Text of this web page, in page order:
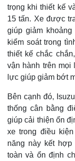
trọng khi thiết kế
15 tấn. Xe được
giúp giảm
kiểm soát trong
thiết kế chắc
vận hành trên mọi
lực giúp giảm bớt
Bên cạnh đó,
thống cân bằng
giúp cải thiện ổn
xe trong điều
năng này kết
toàn và ổn định